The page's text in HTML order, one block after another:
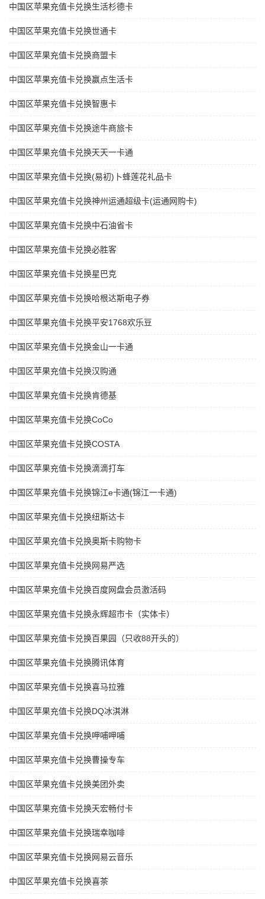
中国区苹果充值卡兑换生活杉德卡
中国区苹果充值卡兑换世通卡
中国区苹果充值卡兑换商盟卡
中国区苹果充值卡兑换赢点生活卡
中国区苹果充值卡兑换智惠卡
中国区苹果充值卡兑换途牛商旅卡
中国区苹果充值卡兑换天天一卡通
中国区苹果充值卡兑换(易初)卜蜂莲花礼品卡
中国区苹果充值卡兑换神州运通超级卡(运通网购卡)
中国区苹果充值卡兑换中石油省卡
中国区苹果充值卡兑换必胜客
中国区苹果充值卡兑换星巴克
中国区苹果充值卡兑换哈根达斯电子券
中国区苹果充值卡兑换平安1768欢乐豆
中国区苹果充值卡兑换金山一卡通
中国区苹果充值卡兑换汉购通
中国区苹果充值卡兑换肯德基
中国区苹果充值卡兑换CoCo
中国区苹果充值卡兑换COSTA
中国区苹果充值卡兑换滴滴打车
中国区苹果充值卡兑换锦江e卡通(锦江一卡通)
中国区苹果充值卡兑换纽斯达卡
中国区苹果充值卡兑换奥斯卡购物卡
中国区苹果充值卡兑换网易严选
中国区苹果充值卡兑换百度网盘会员激活码
中国区苹果充值卡兑换永辉超市卡（实体卡）
中国区苹果充值卡兑换百果园（只收88开头的）
中国区苹果充值卡兑换腾讯体育
中国区苹果充值卡兑换喜马拉雅
中国区苹果充值卡兑换DQ冰淇淋
中国区苹果充值卡兑换呷哺呷哺
中国区苹果充值卡兑换曹操专车
中国区苹果充值卡兑换美团外卖
中国区苹果充值卡兑换天宏畅付卡
中国区苹果充值卡兑换瑞幸咖啡
中国区苹果充值卡兑换网易云音乐
中国区苹果充值卡兑换喜茶